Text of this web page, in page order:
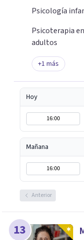
Psicología
Psicoterapia
adultos
+1 más
Hoy
16:00
Mañana
16:00
Anterior
13